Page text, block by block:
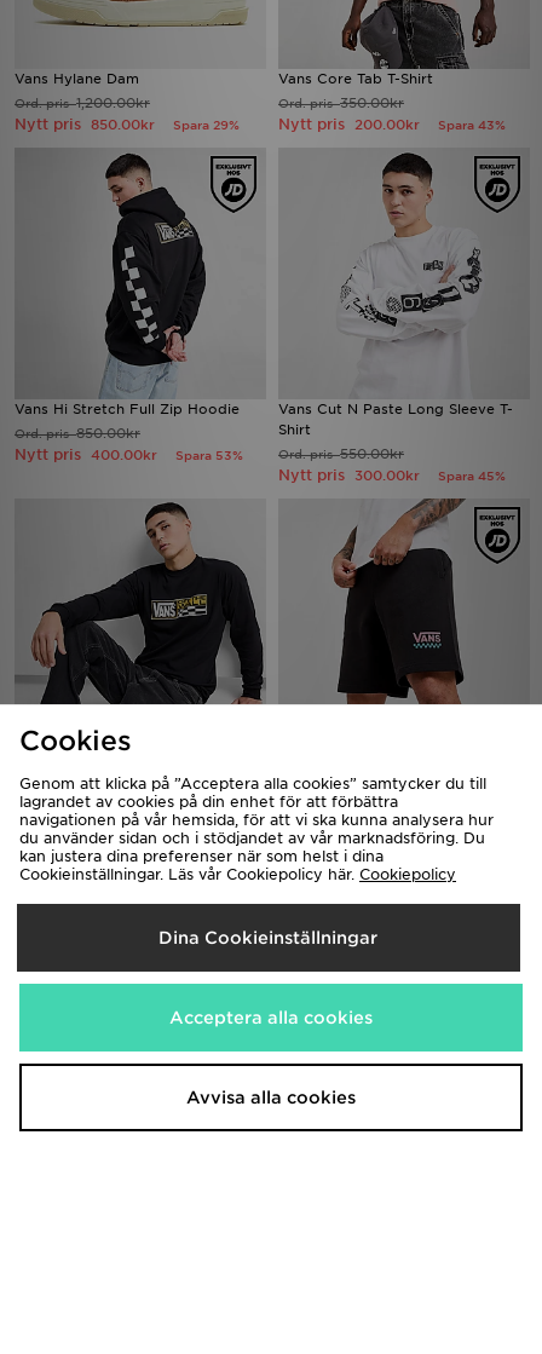
Vans Hylane Dam
Ord. pris1,200.00kr
Nytt pris 850.00kr Spara 29%
Vans Core Tab T-Shirt
Ord. pris350.00kr
Nytt pris 200.00kr Spara 43%
Vans Hi Stretch Full Zip Hoodie
Ord. pris850.00kr
Nytt pris 400.00kr Spara 53%
Vans Cut N Paste Long Sleeve T-
Shirt
Ord. pris550.00kr
Nytt pris 300.00kr Spara 45%
Shirt
Ord. pris450.00kr
Nytt pris250.00kr Spara 44%
Ord. pris600.00kr
Nytt pris320.00kr
Ord. pris650.00kr
Cookies
Genom att klicka på ”Acceptera alla cookies” samtycker du till
lagrandet av cookies på din enhet för att förbättra
navigationen på vår hemsida, för att vi ska kunna analysera hur
du använder sidan och i stödjandet av vår marknadsföring. Du
kan justera dina preferenser när som helst i dina
Cookieinställningar. Läs vår Cookiepolicy här. Cookiepolicy
Dina Cookieinställningar
Acceptera alla cookies
Avvisa alla cookies